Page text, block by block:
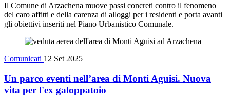
Il Comune di Arzachena muove passi concreti contro il fenomeno
del caro affitti e della carenza di alloggi per i residenti e porta avanti
gli obiettivi inseriti nel Piano Urbanistico Comunale.
Comunicati 12 Set 2025
Un parco eventi nell’area di Monti Aguisi. Nuova
vita per l'ex galoppatoio